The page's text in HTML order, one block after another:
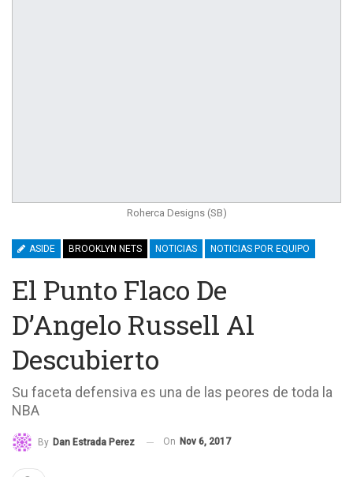
Roherca Designs (SB)
ASIDE BROOKLYN NETS NOTICIAS NOTICIAS POR EQUIPO
El Punto Flaco De
D’Angelo Russell Al
Descubierto
Su faceta defensiva es una de las peores de toda la
NBA
By Dan Estrada Perez On Nov 6, 2017